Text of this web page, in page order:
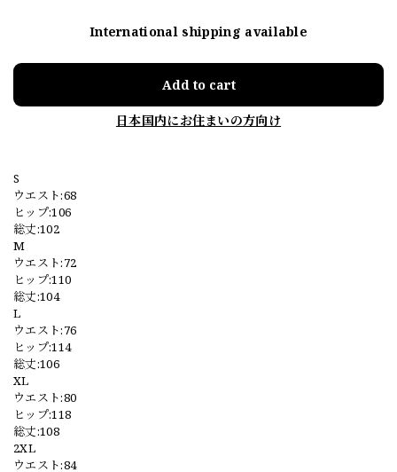
International shipping available
Add to cart
日本国内にお住まいの方向け
S
ウエスト:68
ヒップ:106
総丈:102
M
ウエスト:72
ヒップ:110
総丈:104
L
ウエスト:76
ヒップ:114
総丈:106
XL
ウエスト:80
ヒップ:118
総丈:108
2XL
ウエスト:84